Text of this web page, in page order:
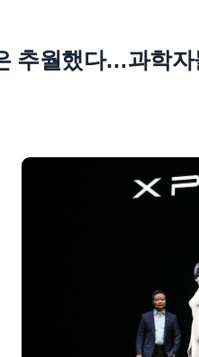
추월했다…과학자